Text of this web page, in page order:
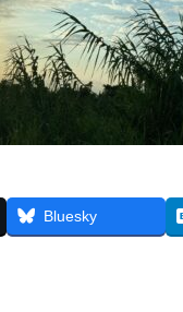
Bluesky